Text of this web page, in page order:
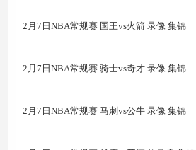
2月7日NBA常规赛 国王vs火箭 录像 集锦
2月7日NBA常规赛 骑士vs奇才 录像 集锦
2月7日NBA常规赛 马刺vs公牛 录像 集锦